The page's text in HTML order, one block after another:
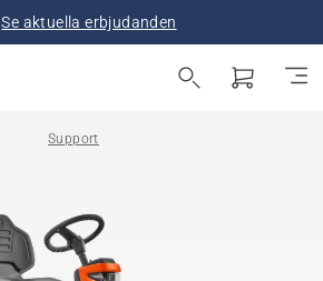
Se aktuella erbjudanden
Support